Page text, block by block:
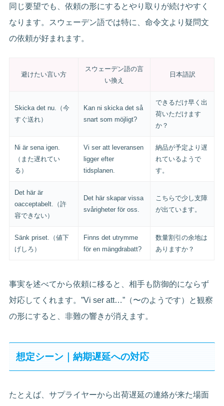
同じ要望でも、依頼の形にするとやり取りが続けやすく
なります。スウェーデン語では特に、命令文より疑問文
の依頼が好まれます。
避けたい言い方
スウェーデン語の言
い換え
日本語訳
Skicka det nu.（今
すぐ送れ）
Kan ni skicka det så
snart som möjligt?
できるだけ早く出
荷いただけます
か？
Ni är sena igen.
（また遅れてい
る）
Vi ser att leveransen
ligger efter
tidsplanen.
納品が予定より遅
れているようで
す。
Det här är
oacceptabelt.（許
容できない）
Det här skapar vissa
svårigheter för oss.
こちらで少し支障
が出ています。
Sänk priset.（値下
げしろ）
Finns det utrymme
för en mängdrabatt?
数量割引の余地は
ありますか？
事実を述べてから依頼に移ると、相手も防御的にならず
対応してくれます。”Vi ser att…”（〜のようです）と観察
の形にすると、非難の響きが消えます。
想定シーン｜納期遅延への対応
たとえば、サプライヤーから出荷遅延の連絡が来た場面